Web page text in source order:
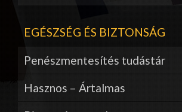
EGÉSZSÉG ÉS BIZTONSÁG
Penészmentesítés tudástár
Hasznos – Ártalmas